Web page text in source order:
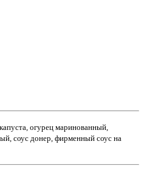
огурец маринованный,
соус донер, фирменный соус на